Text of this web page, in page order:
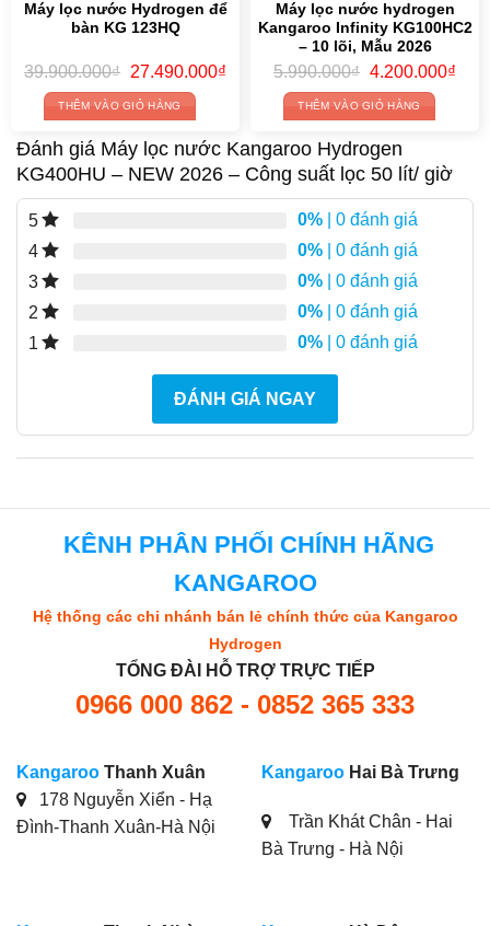
Máy lọc nước Hydrogen để
bàn KG 123HQ
39.900.000₫ Original
was:
39.900.000₫.
27.490.000₫Current
27.490.000₫.
THÊM VÀO GIỎ HÀNG
Máy lọc nước hydrogen
Kangaroo Infinity KG100HC2
– 10 lõi, Mẫu 2026
5.990.000₫ Original
was:
5.990.000₫.
4.200.000₫
THÊM VÀO GIỎ HÀNG
Đánh giá Máy lọc nước Kangaroo Hydrogen
KG400HU – NEW 2026 – Công suất lọc 50 lít/ giờ
5 0% | 0 đánh giá
4
0% | 0 đánh giá
3
0% | 0 đánh giá
2
0% | 0 đánh giá
1
0% | 0 đánh giá
ĐÁNH GIÁ NGAY
KÊNH PHÂN PHỐI CHÍNH HÃNG
KANGAROO
Hệ thống các chi nhánh bán lẻ chính thức của Kangaroo
Hydrogen
TỔNG ĐÀI HỖ TRỢ TRỰC TIẾP
0966 000 862 - 0852 365 333
Kangaroo Thanh Xuân
178 Nguyễn Xiển - Hạ
Đình-Thanh Xuân-Hà Nội
Kangaroo Hai Bà Trưng
Trần Khát Chân - Hai
Bà Trưng - Hà Nội